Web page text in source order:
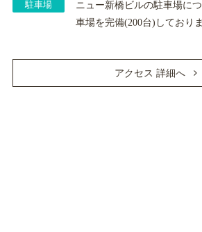
駐車場
ニュー新橋ビルの駐車場に
車場を完備(200台)しておりま
アクセス 詳細へ